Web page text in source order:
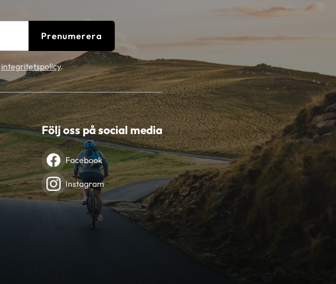
Prenumerera
integritetspolicy.
Följ oss på social media
Facebook
Instagram